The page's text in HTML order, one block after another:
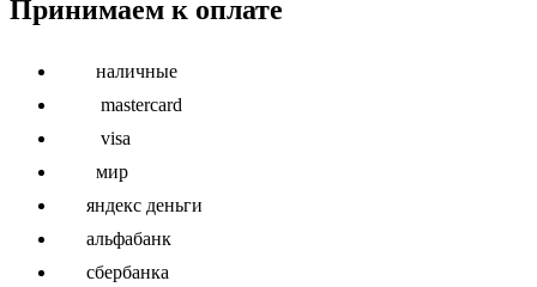
Принимаем к оплате
наличные
mastercard
visa
мир
яндекс деньги
альфабанк
сбербанка